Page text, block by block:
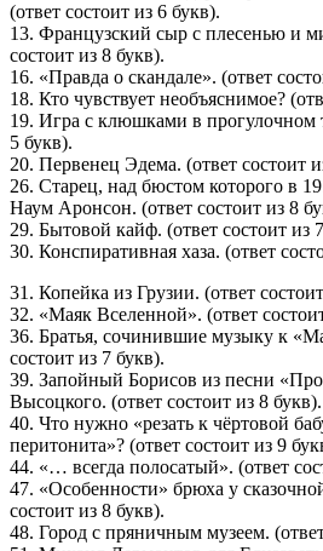
(ответ состоит из 6 букв).
13. Французский сыр с плесенью и
состоит из 8 букв).
16. «Правда о скандале». (ответ
18. Кто чувствует необъяснимое?
19. Игра с клюшками в прогулочном
5 букв).
20. Первенец Эдема. (ответ состоит
26. Старец, над бюстом которого в
Наум Аронсон. (ответ состоит из 8
29. Бытовой кайф. (ответ состоит из
30. Конспиративная хаза. (ответ
31. Копейка из Грузии. (ответ
32. «Маяк Вселенной». (ответ
36. Братья, сочинившие музыку к
состоит из 7 букв).
39. Запойный Борисов из песни
Высоцкого. (ответ состоит из 8 букв).
40. Что нужно «резать к чёртовой
перитонита»? (ответ состоит из 9
44. «… всегда полосатый». (ответ
47. «Особенности» брюха у
состоит из 8 букв).
48. Город с пряничным музеем.